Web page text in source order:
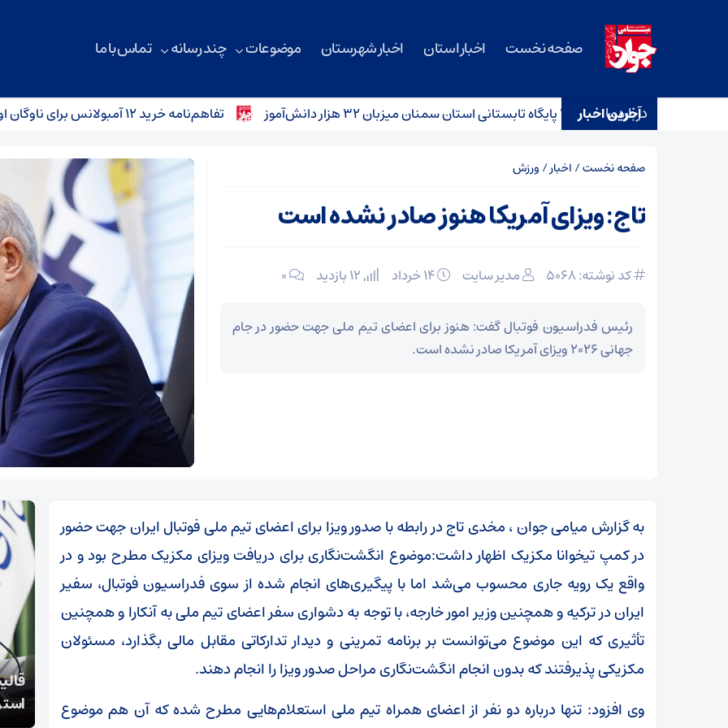
صفحه نخست اخبار استان اخبار شهرستان موضوعات چند رسانه تماس با ما
درباره ما
آخرین اخبار
۲۷۹ پایگاه تابستانی استان سمنان میزبان ۳۲ هزار دانش‌آموز تفاهم‌نامه خرید ۱۲ آمبولانس برای ناوگان اورژانس سمنان امضا شد
صفحه نخست/ اخبار/ ورزش
تاج: ویزای آمریکا هنوز صادر نشده است
کد نوشته: 5068 مدیر سایت ۰
رئیس فدراسیون فوتبال گفت: هنوز برای اعضای تیم ملی جهت حضور در جام
جهانی ۲۰۲۶ ویزای آمریکا صادر نشده است.
به گزارش میامی جوان ، مخدی تاج در رابطه با صدور ویزا برای اعضای تیم ملی فوتبال ایران جهت حضور
در کمپ تیخوانا مکزیک اظهار داشت:موضوع انگشت‌نگاری برای دریافت ویزای مکزیک مطرح بود و در
واقع یک رویه جاری محسوب می‌شد اما با پیگیری‌های انجام شده از سوی فدراسیون فوتبال، سفیر
ایران در ترکیه و همچنین وزیر امور خارجه، با توجه به دشواری سفر اعضای تیم ملی به آنکارا و همچنین
تأثیری که این موضوع می‌توانست بر برنامه تمرینی و دیدار تدارکاتی مقابل مالی بگذارد، مسئولان
مکزیکی پذیرفتند که بدون انجام انگشت‌نگاری مراحل صدور ویزا را انجام دهند.
وی افزود: تنها درباره دو نفر از اعضای همراه تیم ملی استعلام‌هایی مطرح شده که آن هم موضوع
محسن رضایی: اجازه باز شدن مسیر دوم در تنگه هرمز
را نخواهیم داد
خطیب جمعه میامی مطرح کرد
خطیب جمعه میامی تأکید کرد: